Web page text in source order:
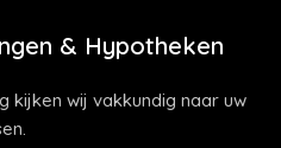
& Hypotheken
kijken wij vakkundig naar uw